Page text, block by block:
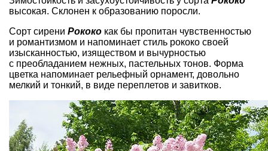
высокая. Склонен к образованию поросли.
Сорт сирени Рококо как бы пропитан чувственностью
и романтизмом и напоминает стиль рококо своей
изысканностью, изяществом и вычурностью
с преобладанием нежных, пастельных тонов. Форма
цветка напоминает рельефный орнамент, довольно
мелкий и тонкий, в виде переплетов и завитков.